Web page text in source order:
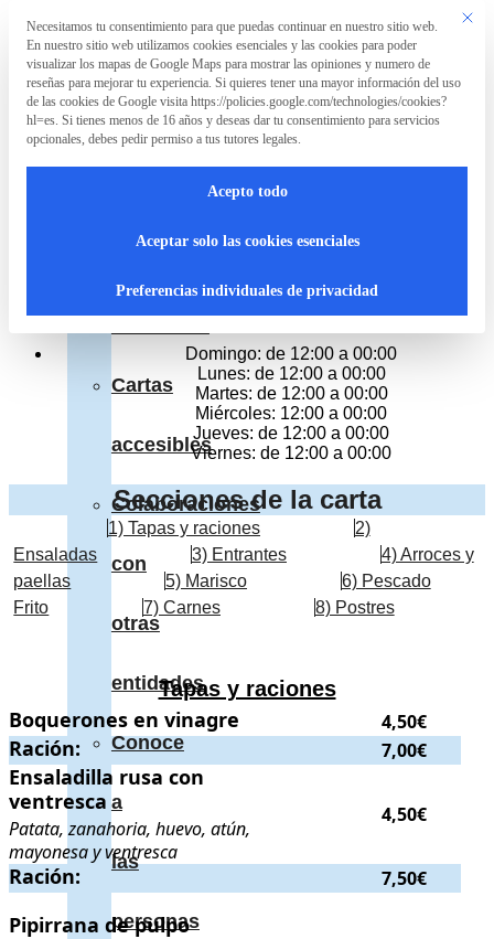
Saltar al contenido principal Saltar al pie de página
La
Asociación
La
Cartas
accesibles
Colaboraciones
con
otras
entidades
Conoce
a
las
personas
Marisqueria Plaza Beach
Marisquería
Paseo Marítimo Ciudad De Melilla 25, Málaga
Teléfono 952163284
Cerrado
Horario del resto de dias
Domingo: de 12:00 a 00:00
Lunes: de 12:00 a 00:00
Martes: de 12:00 a 00:00
Miércoles: 12:00 a 00:00
Jueves: de 12:00 a 00:00
Viernes: de 12:00 a 00:00
Secciones de la carta
1) Tapas y raciones
2)
Ensaladas
3) Entrantes
4) Arroces y
paellas
5) Marisco
6) Pescado
Frito
7) Carnes 8) Postres
Tapas y raciones
Boquerones en vinagre .. Precio:
Boquerones en vinagre 4,50€
Ración: . . Precio:7,00€
Ración: 7,00€
Ensaladilla rusa con ventresca
Ensaladilla rusa con
ventresca
Patata, zanahoria, huevo, atún,
mayonesa y ventresca
4,50€
Ración: . . Precio:
Ración: 7,50€
Pipirrana de pulpo . Pimiento rojo, pimiento verde, cebolla,
Pipirrana de pulpo
Este
Preferencia de privacidad
Necesitamos tu consentimiento para que puedas continuar en nuestro sitio web.
En nuestro sitio web utilizamos cookies esenciales y las cookies para poder
visualizar los mapas de Google Maps para mostrar las opiniones y numero de
reseñas para mejorar tu experiencia. Si quieres tener una mayor información del uso
de las cookies de Google visita https://policies.google.com/technologies/cookies?
hl=es. Si tienes menos de 16 años y deseas dar tu consentimiento para servicios
opcionales, debes pedir permiso a tus tutores legales.
Acepto todo
Aceptar solo las cookies esenciales
Preferencias individuales de privacidad